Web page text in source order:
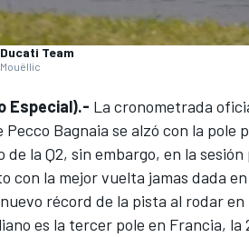
Team
Especial).- La cronometrada
Pecco Bagnaia se alzó con la pole
la Q2, sin embargo, en la sesión
con la mejor vuelta jamas dada
récord de la pista al rodar
es la tercer pole en Francia, la